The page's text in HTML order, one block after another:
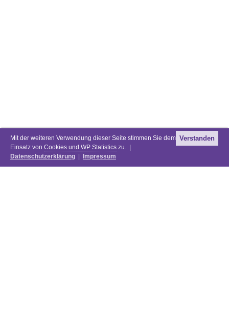
Mit der weiteren Verwendung dieser Seite stimmen Sie dem
Einsatz von Cookies und WP Statistics zu. |
Datenschutzerklärung
Impressum
Verstanden